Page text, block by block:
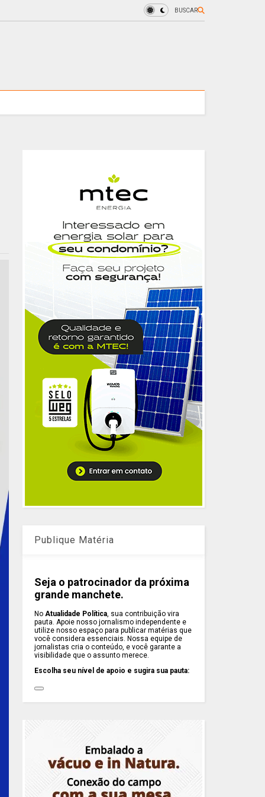
BUSCAR
Publique Matéria
Seja o patrocinador da próxima
grande manchete.
NoAtualidade Política, sua contribuição vira
pauta. Apoie nosso jornalismo independente e
utilize nosso espaço para publicar matérias que
você considera essenciais. Nossa equipe de
jornalistas cria o conteúdo, e você garante a
visibilidade que o assunto merece.
Escolha seu nível de apoio e sugira sua pauta: